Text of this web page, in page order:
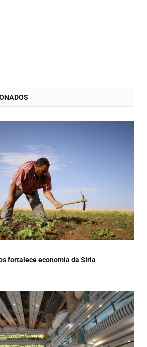
fortalece economia da Síria